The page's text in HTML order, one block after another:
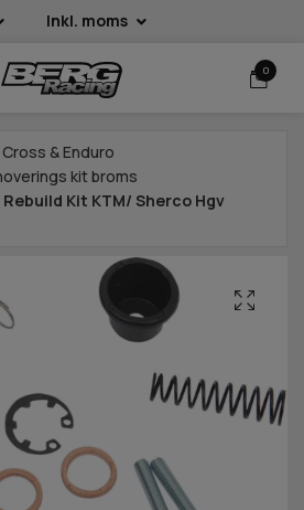
Inkl. moms
0
& Enduro
kit broms
Kit KTM/ Sherco Hgv